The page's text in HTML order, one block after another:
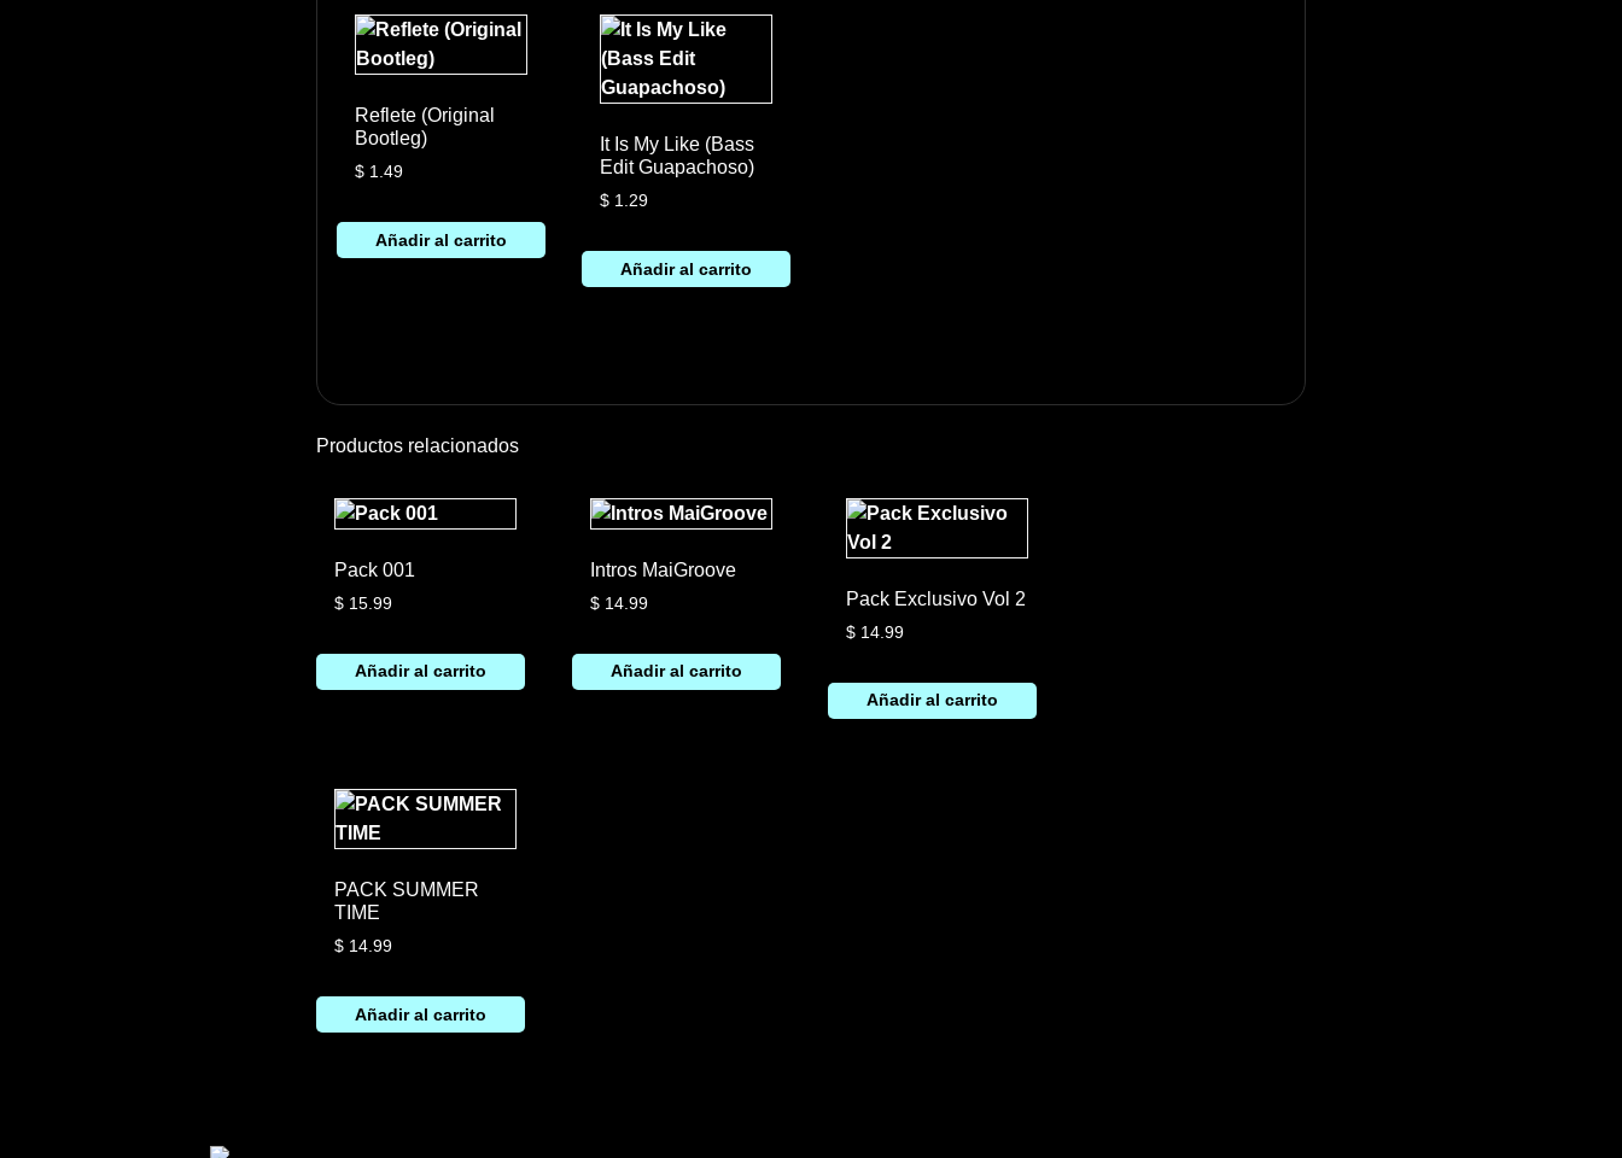
Reflete (Original
Bootleg)
$ 1.49
Añadir al carrito
It Is My Like (Bass
Edit Guapachoso)
$ 1.29
Añadir al carrito
Productos relacionados
Pack 001
$15.99
Añadir al carrito
Intros MaiGroove
$14.99
Añadir al carrito
Pack Exclusivo Vol 2
$14.99
Añadir al carrito
PACK SUMMER
TIME
$14.99
Añadir al carrito